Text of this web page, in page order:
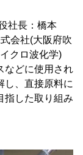
社長：橋本
会社(大阪府吹
クロ波化学)
などに使用され
し、直接原料に
指した取り組み